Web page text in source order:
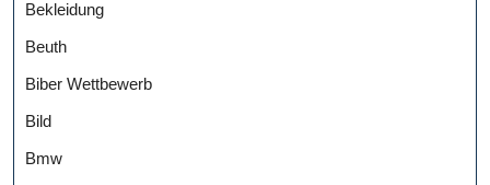
Bekleidung
Beuth
Biber Wettbewerb
Bild
Bmw